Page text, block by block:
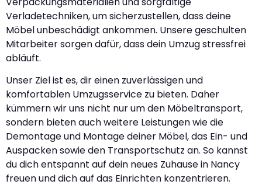
Verladetechniken, um sicherzustellen, dass deine
Möbel unbeschädigt ankommen. Unsere geschulten
Mitarbeiter sorgen dafür, dass dein Umzug stressfrei
abläuft.
Unser Ziel ist es, dir einen zuverlässigen und
komfortablen Umzugsservice zu bieten. Daher
kümmern wir uns nicht nur um den Möbeltransport,
sondern bieten auch weitere Leistungen wie die
Demontage und Montage deiner Möbel, das Ein- und
Auspacken sowie den Transportschutz an. So kannst
du dich entspannt auf dein neues Zuhause in Nancy
freuen und dich auf das Einrichten konzentrieren.